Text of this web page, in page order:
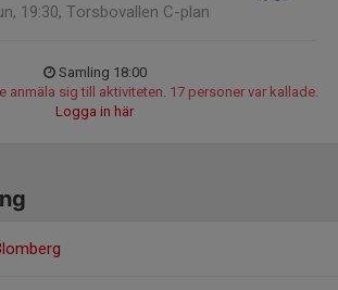
19:30, Torsbovallen C-plan
Samling 18:00
anmäla sig till aktiviteten. 17 personer var kallade.
Logga in här